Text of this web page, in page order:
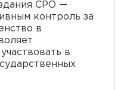
СРО —
контроль за
в
в